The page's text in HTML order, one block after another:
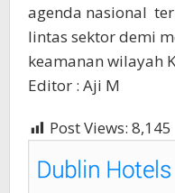
agenda nasional
lintas sektor demi
keamanan wilayah
Editor : Aji M
Post Views: 8,145